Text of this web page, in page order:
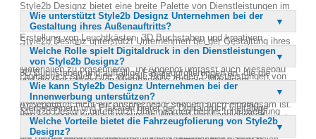
Style2b Designz bietet eine breite Palette von Dienstleistungen im
Bereich Werbetechnik an, darunter Außenwerbung, Innenwerbung,
Fahrzeugfolierung und Autofolierung. Sie sind spezialisiert auf die
Erstellung von Leuchtkästen, 3D Buchstaben und kreativen
Wandbildern. Darüber hinaus bieten sie auch Digitaldruck,
Textildruck und Textilstick an, um Ihre Marke auf verschiedenen
Materialien zu präsentieren. Ihr Angebot umfasst auch Messebau
und die Gestaltung von Merchandise-Artikeln. Mit einem
ganzheitlichen Ansatz verbinden sie analoge und digitale
Markenidentitäten durch modernes Grafik- und Webdesign.
Wie unterstützt Style2b Designz Unternehmen bei der
Gestaltung ihres Außenauftritts?
Style2b Designz unterstützt Unternehmen bei der Gestaltung ihres
Außenauftritts durch die Entwicklung maßgeschneiderter
Werbetechniklösungen. Sie bieten großflächige Leuchtkästen, edle
3D Buchstaben und auffällige Fahrzeugfolierungen an, die die
Unternehmensbotschaft effektiv kommunizieren. Mit einem klaren
Fokus auf Design und Konzept sorgen sie dafür, dass der
Außenauftritt nicht nur ansprechend, sondern auch einprägsam ist.
Ihre Lösungen sind auf maximale Wirkung und Langlebigkeit
ausgelegt, um die Marke sichtbar und erlebbar zu machen. Durch
die Kombination von handwerklicher Präzision und kreativer
Welche Rolle spielt Digitaldruck in den Dienstleistungen
von Style2b Designz?
Digitaldruck spielt eine zentrale Rolle in den Dienstleistungen von
Style2b Designz, da er die Erstellung hochwertiger und individueller
Druckprodukte ermöglicht. Von klassischen Printmedien bis hin zu
Werbebannern und Plakaten bietet der Digitaldruck vielfältige
Möglichkeiten, um Markenbotschaften zu kommunizieren. Er wird
sowohl für den Innen- als auch für den Außenbereich eingesetzt,
Wie kann Style2b Designz Unternehmen bei der
Innenwerbung unterstützen?
Style2b Designz unterstützt Unternehmen bei der Innenwerbung
durch die Gestaltung von kreativen Wandbildern und stilvollen
Wandkunstwerken, die nicht nur Räume verschönern, sondern auch
Welche Vorteile bietet die Fahrzeugfolierung von Style2b
Designz?